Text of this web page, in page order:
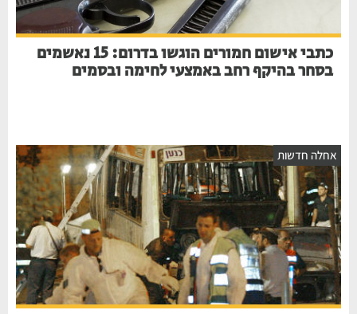
כתבי אישום חמורים הוגשו בדרום: 15 נאשמים
בסחר בהיקף רחב באמצעי לחימה ובסמים
חדשות